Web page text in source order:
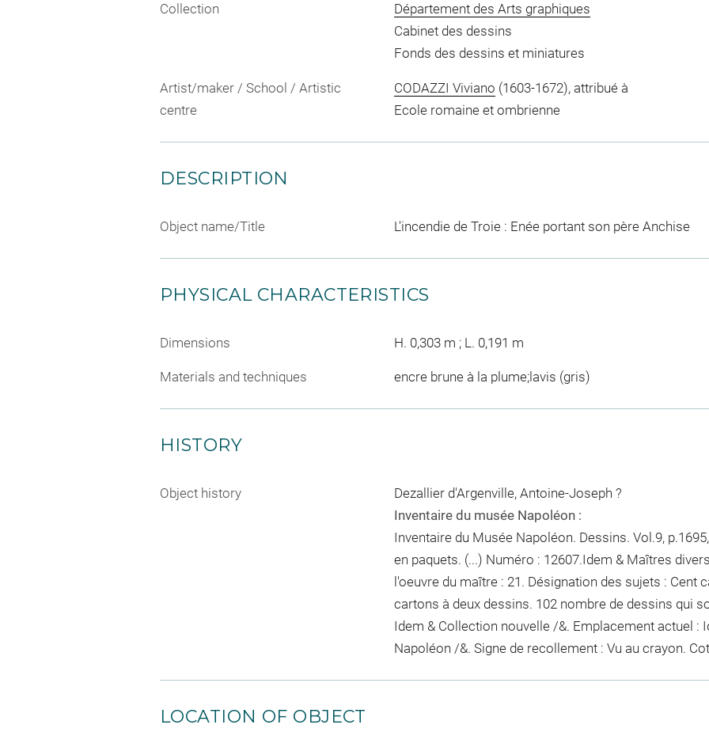
Collection
Département des Arts graphiques
Cabinet des dessins
Fonds des dessins et miniatures
Artist/maker / School / Artistic
centre
CODAZZI Viviano (1603-1672), attribué à
Ecole romaine et ombrienne
DESCRIPTION
Object name/Title L'incendie de Troie : Enée portant son père Anchise
PHYSICAL CHARACTERISTICS
Dimensions H. 0,303 m ; L. 0,191 m
Materials and techniques encre brune à la plume;lavis (gris)
HISTORY
Object history
Dezallier d'Argenville, Antoine-Joseph ?
Inventaire du musée Napoléon :
Inventaire du Musée Napoléon. Dessins. Vol.9,
en paquets. (...) Numéro : 12607.Idem & Maîtres
l'oeuvre du maître : 21. Désignation des sujets : Cent
cartons à deux dessins. 102 nombre de dessins qui
Idem & Collection nouvelle /&. Emplacement actuel :
Napoléon /&. Signe de recollement : Vu au crayon.
LOCATION OF OBJECT